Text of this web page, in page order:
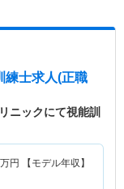
練士求人(正職
ニックにて視能訓
万円
【モデル年収】